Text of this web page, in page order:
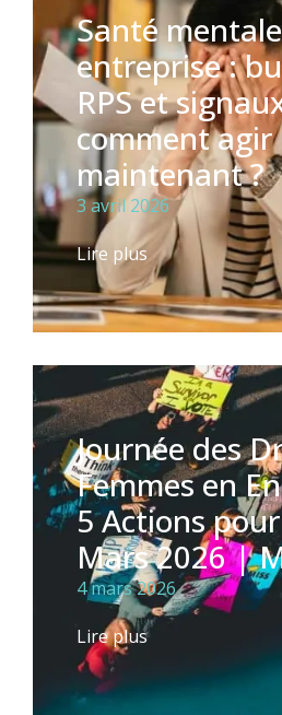
Santé
entreprise :
RPS et
comment agir
maintenant ?
3 avril 2026
Lire plus
Journée des
Femmes en
5 Actions
Mars 2026 |
4 mars 2026
Lire plus